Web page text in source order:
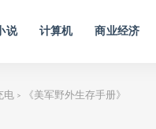
说 计算机 商业经济
电 > 《美军野外生存手册》